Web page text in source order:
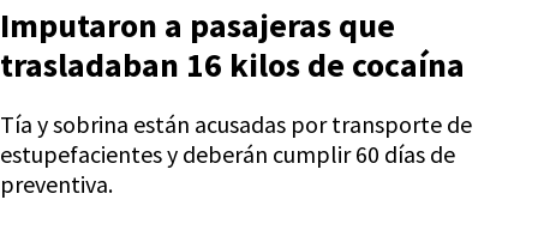
Imputaron a pasajeras que
trasladaban 16 kilos de cocaína
Tía y sobrina están acusadas por transporte de
estupefacientes y deberán cumplir 60 días de
preventiva.